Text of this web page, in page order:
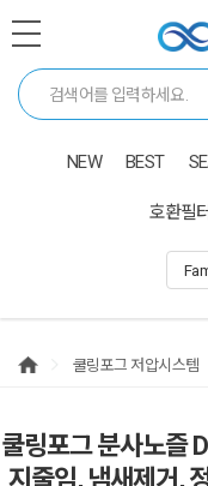
NEW BEST
호환필
쿨링포그 저압시스템
쿨링포그 분사노즐
지줄임, 냄새제거,